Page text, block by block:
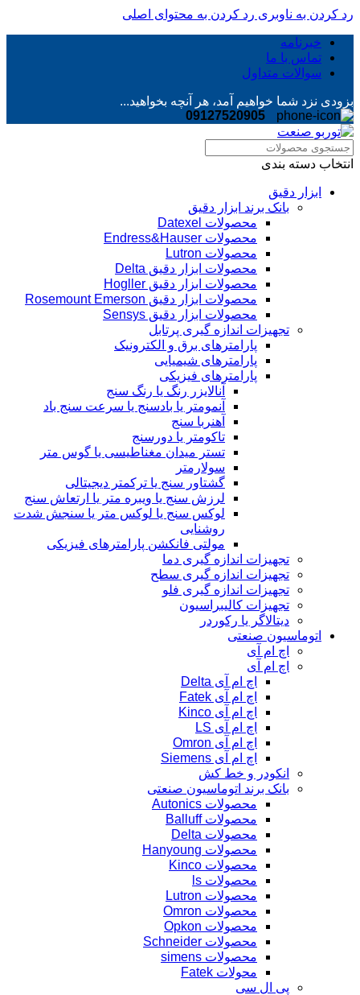
رد کردن به ناوبری رد کردن به محتوای اصلی
خبرنامه
تماس با ما
سوالات متداول
بزودی نزد شما خواهیم آمد، هر آنچه بخواهید...
09127520905
انتخاب دسته بندی
ابزار دقیق
بانک برند ابزار دقیق
محصولات Datexel
محصولات Endress&Hauser
محصولات Lutron
محصولات ابزار دقیق Delta
محصولات ابزار دقیق Hogller
محصولات ابزار دقیق Rosemount Emerson
محصولات ابزار دقیق Sensys
تجهیزات اندازه گیری پرتابل
پارامترهای برق و الکترونیک
پارامترهای شیمیایی
پارامترهای فیزیکی
آنالایزر رنگ یا رنگ سنج
آنمومتر یا بادسنج یا سرعت سنج باد
آهنربا سنج
تاکومتر یا دورسنج
تستر میدان مغناطیسی یا گوس متر
سولارمتر
گشتاور سنج یا ترکمتر دیجیتالی
لرزش سنج یا ویبره متر یا ارتعاش سنج
لوکس سنج یا لوکس متر یا سنجش شدت
روشنایی
مولتی فانکشن پارامترهای فیزیکی
تجهیزات اندازه گیری دما
تجهیزات اندازه گیری سطح
تجهیزات اندازه گیری فلو
تجهیزات کالیبراسیون
دیتالاگر یا رکوردر
اتوماسیون صنعتی
اچ ام آی
اچ ام آی
اچ ام آی Delta
اچ ام آی Fatek
اچ ام آی Kinco
اچ ام آی LS
اچ ام آی Omron
اچ ام آی Siemens
انکودر و خط کش
بانک برند اتوماسیون صنعتی
محصولات Autonics
محصولات Balluff
محصولات Delta
محصولات Hanyoung
محصولات Kinco
محصولات ls
محصولات Lutron
محصولات Omron
محصولات Opkon
محصولات Schneider
محصولات simens
محولات Fatek
پی ال سی